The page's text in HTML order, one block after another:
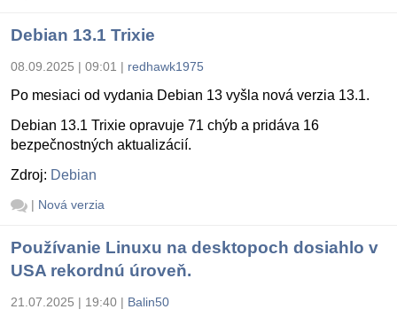
Debian 13.1 Trixie
08.09.2025 | 09:01 | redhawk1975
Po mesiaci od vydania Debian 13 vyšla nová verzia 13.1.
Debian 13.1 Trixie opravuje 71 chýb a pridáva 16
bezpečnostných aktualizácií.
Zdroj: Debian
| Nová verzia
Používanie Linuxu na desktopoch dosiahlo v
USA rekordnú úroveň.
21.07.2025 | 19:40 | Balin50